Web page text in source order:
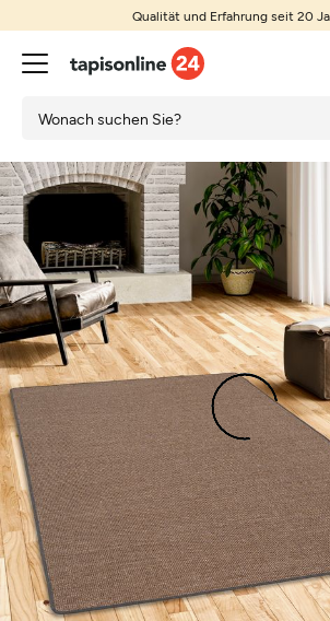
Qualität und Erfahrung seit 20